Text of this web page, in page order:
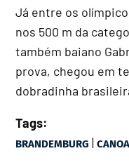
Já entre os
nos 500 m da
também baiano
prova, chegou em
dobradinha
Tags:
BRANDEMBURG |